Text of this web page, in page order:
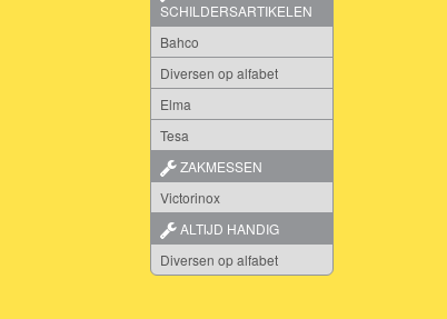
SCHILDERSARTIKELEN
Bahco
Diversen op alfabet
Elma
Tesa
ZAKMESSEN
Victorinox
ALTIJD HANDIG
Diversen op alfabet